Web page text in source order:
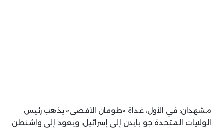
مشهدان: في الأول، غداة «طوفان الأقصى» يذهب رئيس
الولايات المتحدة جو بايدن إلى إسرائيل، ويعود إلى واشنطن